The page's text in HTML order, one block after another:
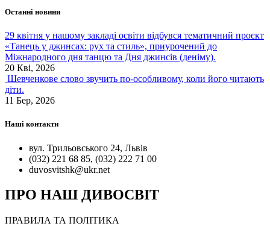
Останні новини
29 квітня у нашому закладі освіти відбувся тематичний проєкт
«Танець у джинсах: рух та стиль», приурочений до
Міжнародного дня танцю та Дня джинсів (деніму).
20 Кві, 2026
Шевченкове слово звучить по-особливому, коли його читають
діти.
11 Бер, 2026
Наші контакти
вул. Трильовського 24, Львів
(032) 221 68 85, (032) 222 71 00
duvosvitshk@ukr.net
ПРО НАШ ДИВОСВІТ
ПРАВИЛА ТА ПОЛІТИКА